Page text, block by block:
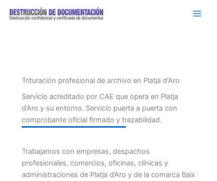
Trituración profesional de archivo en Platja d'Aro
Servicio acreditado por CAE que opera en Platja
d’Aro y su entorno. Servicio puerta a puerta con
comprobante oficial firmado y trazabilidad.
Trabajamos con empresas, despachos
profesionales, comercios, oficinas, clínicas y
administraciones de Platja d’Aro y de la comarca Baix